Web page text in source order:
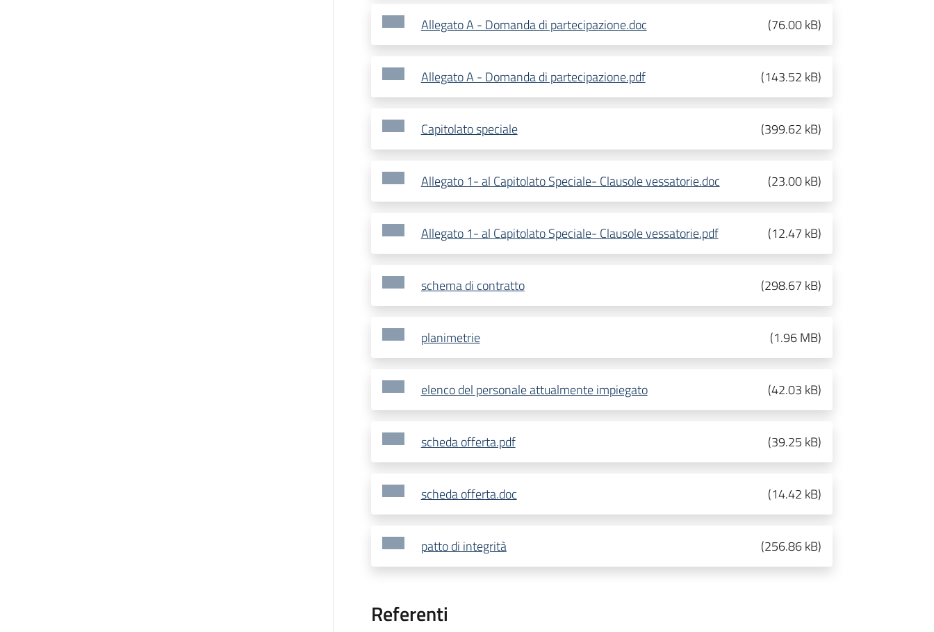
Allegato A - Domanda di partecipazione.doc (76.00 kB)
Allegato A - Domanda di partecipazione.pdf (143.52 kB)
Capitolato speciale (399.62 kB)
Allegato 1- al Capitolato Speciale- Clausole vessatorie.doc (23.00 kB)
Allegato 1- al Capitolato Speciale- Clausole vessatorie.pdf (12.47 kB)
schema di contratto (298.67 kB)
planimetrie (1.96 MB)
elenco del personale attualmente impiegato (42.03 kB)
scheda offerta.pdf (39.25 kB)
scheda offerta.doc (14.42 kB)
patto di integrità (256.86 kB)
Referenti